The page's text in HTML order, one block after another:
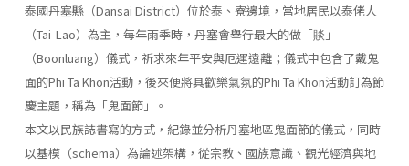
泰國丹塞縣（Dansai District）位於泰、寮邊境，當地居民以泰佬人
（Tai-Lao）為主，每年雨季時，丹塞會舉行最大的做「賧」
（Boonluang）儀式，祈求來年平安與厄運遠離；儀式中包含了戴鬼
面的Phi Ta Khon活動，後來便將具歡樂氣氛的Phi Ta Khon活動訂為節
慶主題，稱為「鬼面節」。
本文以民族誌書寫的方式，紀錄並分析丹塞地區鬼面節的儀式，同時
以基模（schema）為論述架構，從宗教、國族意識、觀光經濟與地